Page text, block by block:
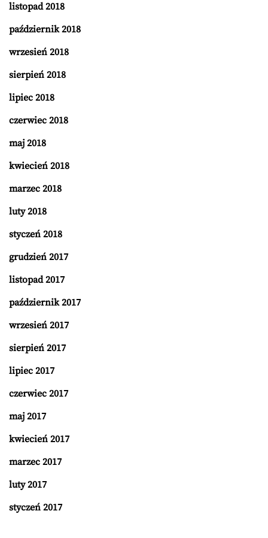
listopad 2018
październik 2018
wrzesień 2018
sierpień 2018
lipiec 2018
czerwiec 2018
maj 2018
kwiecień 2018
marzec 2018
luty 2018
styczeń 2018
grudzień 2017
listopad 2017
październik 2017
wrzesień 2017
sierpień 2017
lipiec 2017
czerwiec 2017
maj 2017
kwiecień 2017
marzec 2017
luty 2017
styczeń 2017